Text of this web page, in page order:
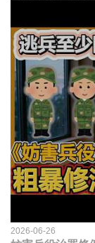
2026-06-26